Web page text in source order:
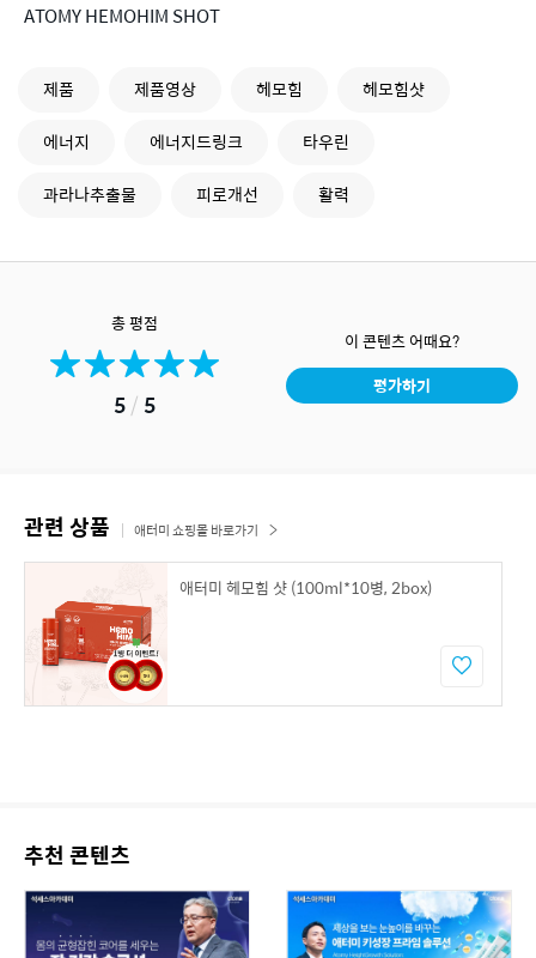
ATOMY HEMOHIM SHOT
제품 제품영상 헤모힘
헤모힘샷
에너지
에너지드링크
타우린
과라나추출물
피로개선 활력
총 평점
5/ 5
이 콘텐츠 어때요?
평가하기
관련 상품 애터미 쇼핑몰 바로가기
애터미 헤모힘 샷 (100ml*10병, 2box)
추천 콘텐츠